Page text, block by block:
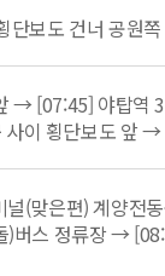
단보도 건너 공원
→ [07:45] 야탑역
사이 횡단보도 앞
널(맞은편) 계양
)버스 정류장 →